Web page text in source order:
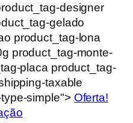
designer
gelado
product_tag-lona
product_tag-monte-
placa product_tag-
taxable
simple"> Oferta!